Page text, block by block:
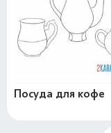
Посуда для кофе